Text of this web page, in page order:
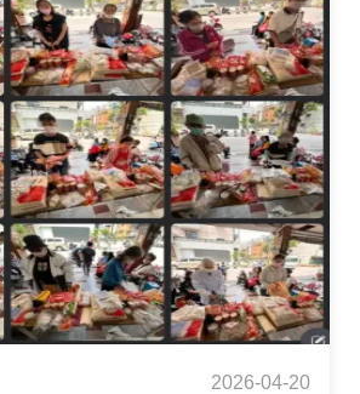
2026-04-20